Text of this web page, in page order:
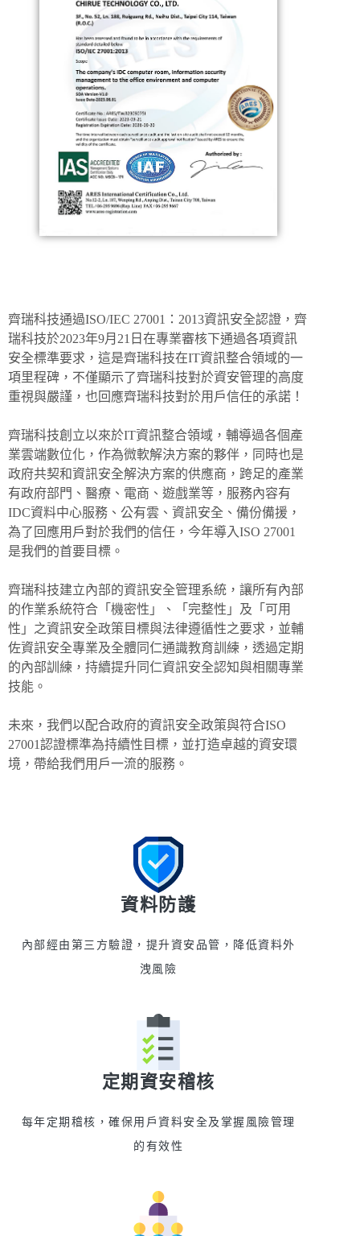
齊瑞科技通過ISO/IEC 27001：2013資訊安全認證 ， 齊
瑞科技於2023年9月21日在專業審核下通過各項資訊
安全標準要求， 這是齊瑞科技在IT資訊整合領域的一
項里程碑，不僅顯示了齊瑞科技對於資安管理的高度
重視與嚴謹，也回應齊瑞科技對於用戶信任的承諾！
齊瑞科技創立以來於IT資訊整合領域，輔導過各個產
業雲端數位化，作為微軟解決方案的夥伴， 同時也是
政府共契和資訊安全解決方案的供應商，跨足的產業
有政府部門、醫療、電商、遊戲業等，服務內容有
IDC資料中心服務 、 公有雲、資訊安全、備份備援，
為了回應用戶對於我們的信任，今年導入ISO 27001
是我們的首要目標。
齊瑞科技建立內部的資訊安全管理系統，讓所有內部
的作業系統符合「機密性」、「完整性」及「可用
性」之資訊安全政策目標與法律遵循性之要求，並輔
佐資訊安全專業及全體同仁通識教育訓練，透過定期
的內部訓練，持續提升同仁資訊安全認知與相關專業
技能。
未來，我們以配合政府的資訊安全政策與符合ISO
27001認證標準為持續性目標，並打造卓越的資安環
境，帶給我們用戶一流的服務。
資料防護
內部經由第三方驗證，提升資安品管，降低資料外
洩風險
定期資安稽核
每年定期稽核，確保用戶資料安全及掌握風險管理
的有效性